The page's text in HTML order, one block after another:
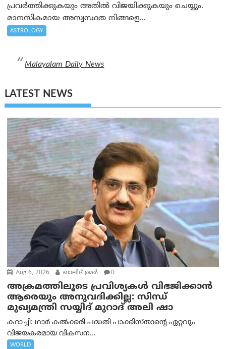
പ്രവർത്തിക്കുകയും അതില്‍ വിജയിക്കുകയും ചെയ്യും.
മാനസികമായ അസ്വസ്ഥത നിങ്ങളെ...
ASTROLOGY
Malayalam Daily News
LATEST NEWS
Aug 6, 2026 ഖാലിദ് ഉമര്‍ 0
അക്രമത്തിലൂടെ പ്രവിശ്യകൾ വിഭജിക്കാൻ
ആരെയും അനുവദിക്കില്ല: സിന്ധ്
മുഖ്യമന്ത്രി സയ്യിദ് മുറാദ് അലി ഷാ
കറാച്ചി: ഥാർ കൽക്കരി പദ്ധതി പാക്കിസ്താന്റെ ഏറ്റവും
വിജയകരമായ വികസന...
WORLD